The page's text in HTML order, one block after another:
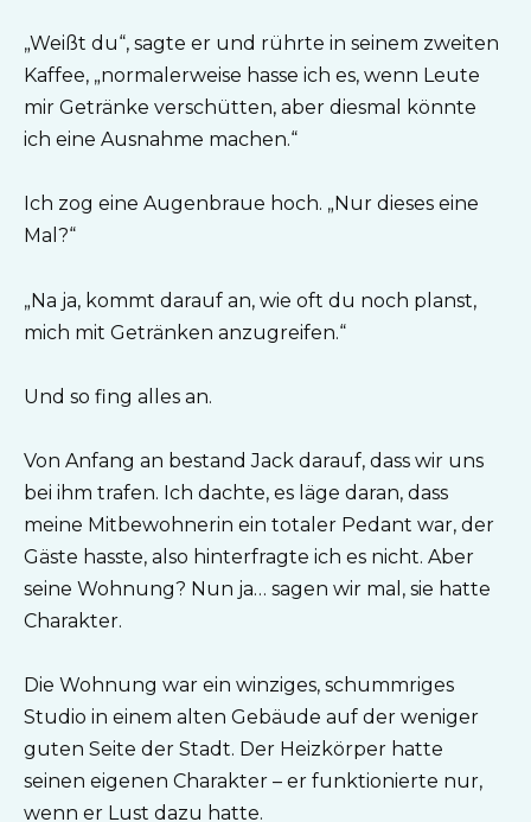
„Weißt du“, sagte er und rührte in seinem zweiten
Kaffee, „normalerweise hasse ich es, wenn Leute
mir Getränke verschütten, aber diesmal könnte
ich eine Ausnahme machen.“
Ich zog eine Augenbraue hoch. „Nur dieses eine
Mal?“
„Na ja, kommt darauf an, wie oft du noch planst,
mich mit Getränken anzugreifen.“
Und so fing alles an.
Von Anfang an bestand Jack darauf, dass wir uns
bei ihm trafen. Ich dachte, es läge daran, dass
meine Mitbewohnerin ein totaler Pedant war, der
Gäste hasste, also hinterfragte ich es nicht. Aber
seine Wohnung? Nun ja… sagen wir mal, sie hatte
Charakter.
Die Wohnung war ein winziges, schummriges
Studio in einem alten Gebäude auf der weniger
guten Seite der Stadt. Der Heizkörper hatte
seinen eigenen Charakter – er funktionierte nur,
wenn er Lust dazu hatte.